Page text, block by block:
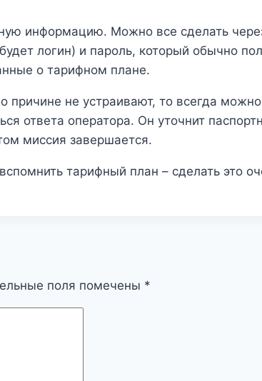
информацию. Можно все сделать
логин) и пароль, который обычно
о тарифном плане.
причине не устраивают, то всегда
ответа оператора. Он уточнит
миссия завершается.
тарифный план – сделать это
поля помечены *